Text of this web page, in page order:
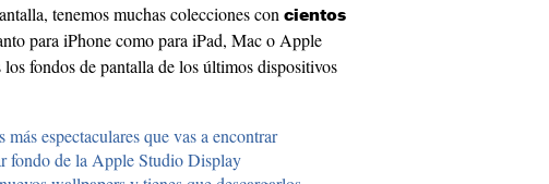
tenemos muchas colecciones con cientos
para iPhone como para iPad, Mac o Apple
fondos de pantalla de los últimos dispositivos
espectaculares que vas a encontrar
fondo de la Apple Studio Display